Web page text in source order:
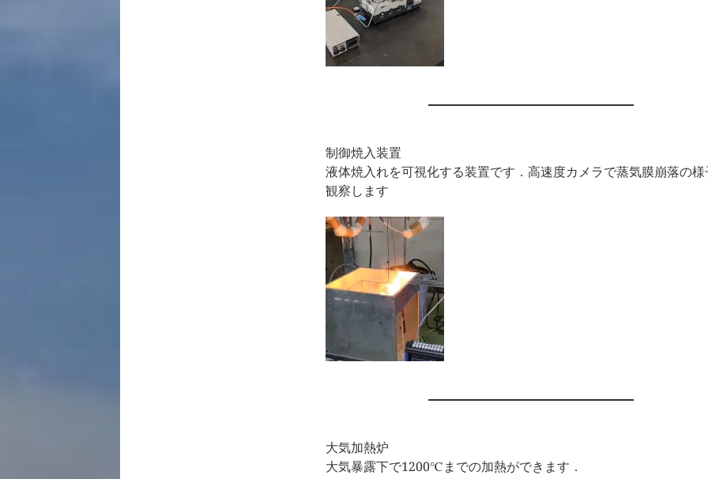
制御焼入装置
液体焼入れを可視化する装置です．高速度カメラで蒸気膜崩落の様
観察します
大気加熱炉
大気暴露下で1200℃までの加熱ができます．